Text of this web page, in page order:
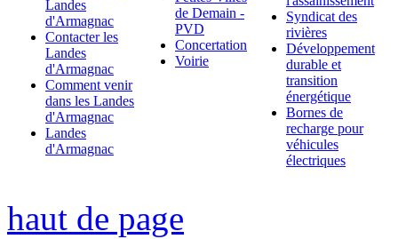
Landes
d'Armagnac
Contacter les
Landes
d'Armagnac
Comment venir
dans les Landes
d'Armagnac
Landes
d'Armagnac
de Demain -
PVD
Concertation
Voirie
Syndicat des
rivières
Développement
durable et
transition
énergétique
Bornes de
recharge pour
véhicules
électriques
haut de page